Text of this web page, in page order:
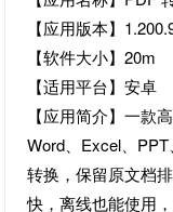
【应用版本】
【软件大小】20m
【适用平台】安卓
【应用简介】一款
Word、Excel、
转换，保留原文档
快，离线也能使用